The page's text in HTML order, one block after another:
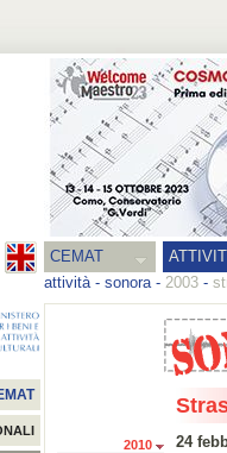
CEMAT
attività- sonora- 2003 -
2010
24